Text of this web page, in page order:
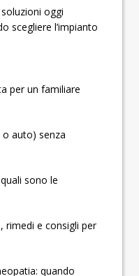
oggi
scegliere l’impianto
per un familiare
auto) senza
sono le
rimedi e consigli per
quando